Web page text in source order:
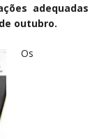
adequadas
outubro.
Os